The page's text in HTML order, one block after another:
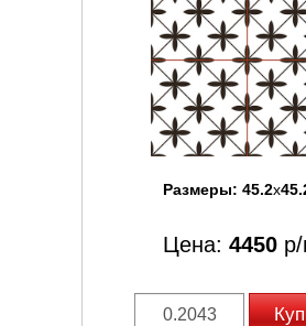
Размеры: 45.2x
Цена: 4450